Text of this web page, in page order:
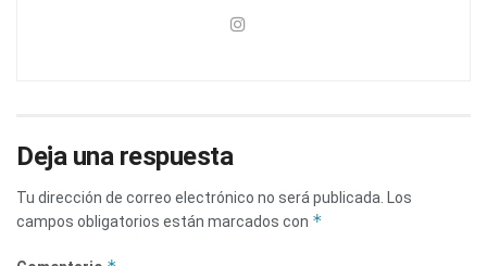
Deja una respuesta
Tu dirección de correo electrónico no será publicada.
Los
campos obligatorios están marcados con *